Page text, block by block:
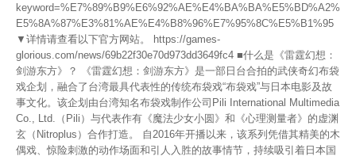
keyword=%E7%89%B9%E6%92%AE%E4%BA%BA%E5%BD%A2%
E5%8A%87%E3%81%AE%E4%B8%96%E7%95%8C%E5%B1%95
▼详情请查看以下官方网站。 https://games-
glorious.com/news/69b22f30e70d973dd3649fc4 ■什么是《雷霆幻想：
剑游东方》？ 《雷霆幻想：剑游东方》是一部日台合拍的武侠奇幻布袋
戏企划，融合了台湾最具代表性的传统布袋戏“布袋戏”与日本电影及故
事文化。该企划由台湾知名布袋戏制作公司Pili International Multimedia
Co., Ltd.（Pili）与代表作有《魔法少女小圆》和《心理测量者》的虚渊
玄（Nitroplus）合作打造。 自2016年开播以来，该系列凭借其精美的木
偶戏、惊险刺激的动作场面和引人入胜的故事情节，持续吸引着日本国